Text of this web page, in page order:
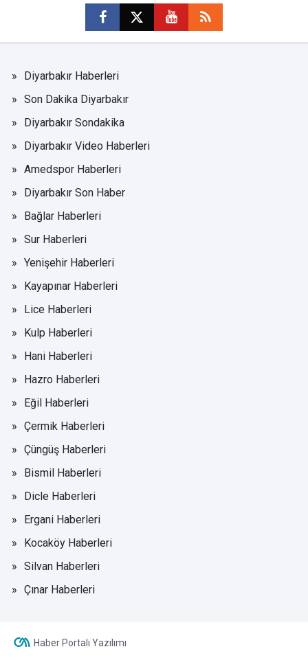
Diyarbakır Haberleri
Son Dakika Diyarbakır
Diyarbakır Sondakika
Diyarbakır Video Haberleri
Amedspor Haberleri
Diyarbakır Son Haber
Bağlar Haberleri
Sur Haberleri
Yenişehir Haberleri
Kayapınar Haberleri
Lice Haberleri
Kulp Haberleri
Hani Haberleri
Hazro Haberleri
Eğil Haberleri
Çermik Haberleri
Çüngüş Haberleri
Bismil Haberleri
Dicle Haberleri
Ergani Haberleri
Kocaköy Haberleri
Silvan Haberleri
Çınar Haberleri
Haber Portalı Yazılımı